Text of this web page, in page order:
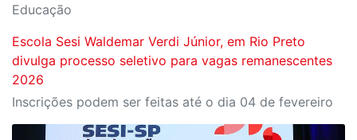
Educação
Escola Sesi Waldemar Verdi Júnior, em Rio Preto
divulga processo seletivo para vagas remanescentes
2026
Inscrições podem ser feitas até o dia 04 de fevereiro